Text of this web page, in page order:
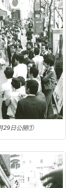
29日公開①